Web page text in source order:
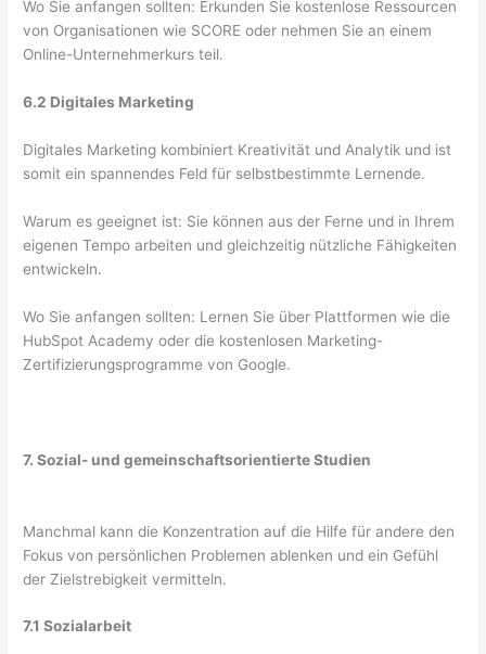
Wo Sie anfangen sollten: Erkunden Sie kostenlose Ressourcen
von Organisationen wie SCORE oder nehmen Sie an einem
Online-Unternehmerkurs teil.
6.2 Digitales Marketing
Digitales Marketing kombiniert Kreativität und Analytik und ist
somit ein spannendes Feld für selbstbestimmte Lernende.
Warum es geeignet ist: Sie können aus der Ferne und in Ihrem
eigenen Tempo arbeiten und gleichzeitig nützliche Fähigkeiten
entwickeln.
Wo Sie anfangen sollten: Lernen Sie über Plattformen wie die
HubSpot Academy oder die kostenlosen Marketing-
Zertifizierungsprogramme von Google.
7. Sozial- und gemeinschaftsorientierte Studien
Manchmal kann die Konzentration auf die Hilfe für andere den
Fokus von persönlichen Problemen ablenken und ein Gefühl
der Zielstrebigkeit vermitteln.
7.1 Sozialarbeit